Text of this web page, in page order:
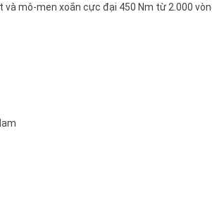
mô-men xoắn cực đại 450 Nm từ 2.000